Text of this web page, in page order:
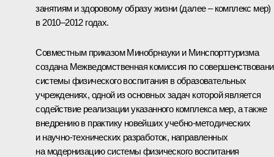
занятиям и здоровому образу жизни (далее – комплекс мер)
в 2010–2012 годах.
Совместным приказом Минобрнауки и Минспорттуризма
создана Межведомственная комиссия по
системы физического воспитания в образовательных
учреждениях, одной из основных задач которой является
содействие реализации указанного комплекса мер, а также
внедрению в практику новейших учебно-методических
и научно-технических разработок, направленных
на модернизацию системы физического воспитания